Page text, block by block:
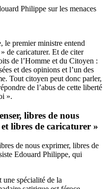
Philippe sur les menaces
le premier ministre entend
de caricaturer. Et de citer
de l’Homme et du Citoyen :
et des opinions et l’un des
Tout citoyen peut donc parler,
de l’abus de cette liberté
».
libres de nous
libres de caricaturer »
de nous exprimer, libres de
Edouard Philippe, qui
une spécialité de la